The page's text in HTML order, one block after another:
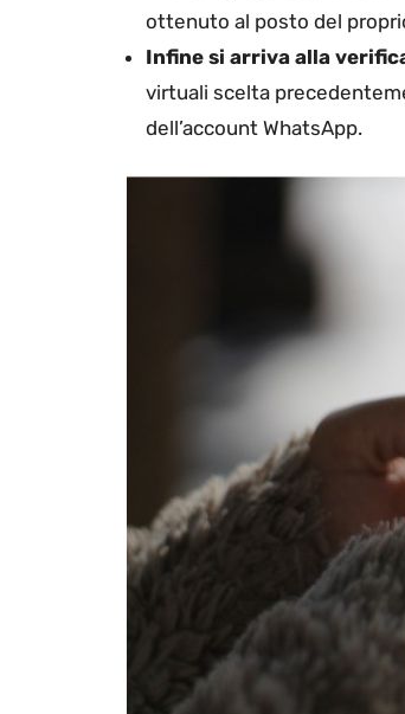
ottenuto al posto del
Infine si arriva alla
virtuali scelta
dell’account WhatsApp.